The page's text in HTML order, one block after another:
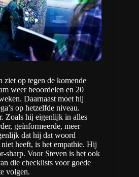
op tegen de komende
weer beoordelen en 20
Daarnaast moet hij
op hetzelfde niveau.
Zoals hij eigenlijk in alles
geïnformeerde, meer
dat hij dat woord
heeft, is het empathie. Hij
sharp. Voor Steven is het ook
die checklists voor goede
volgen.